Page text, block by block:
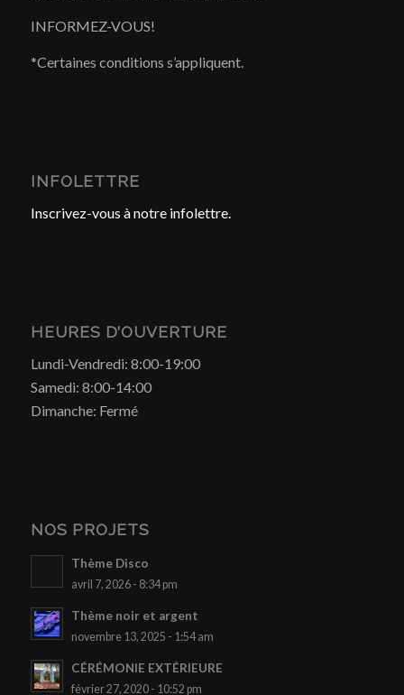
INFORMEZ-VOUS!
*Certaines conditions s’appliquent.
INFOLETTRE
Inscrivez-vous à notre infolettre.
HEURES D’OUVERTURE
Lundi-Vendredi: 8:00-19:00
Samedi: 8:00-14:00
Dimanche: Fermé
NOS PROJETS
Thème Disco
avril 7, 2026 - 8:34 pm
Thème noir et argent
novembre 13, 2025 - 1:54 am
CÉRÉMONIE EXTÉRIEURE
février 27, 2020 - 10:52 pm